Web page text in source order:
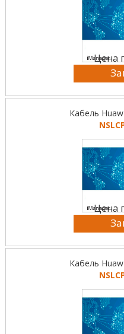
Цена
Кабель
Цена
Кабель